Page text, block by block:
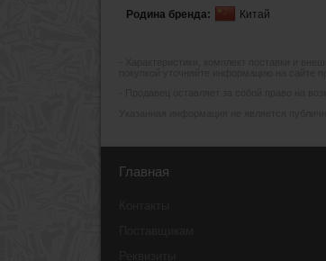
Родина бренда: Китай
Главная